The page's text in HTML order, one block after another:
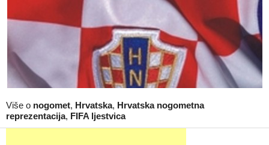
Više o nogomet, Hrvatska, Hrvatska nogometna
reprezentacija, FIFA ljestvica